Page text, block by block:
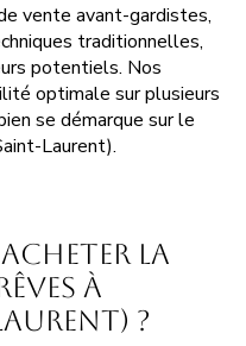
vente avant-gardistes,
traditionnelles,
potentiels. Nos
optimale sur plusieurs
se démarque sur le
Laurent).
la
à
?